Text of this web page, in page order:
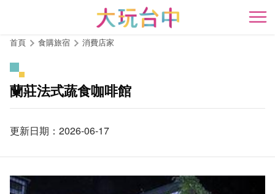
開
首頁 食購旅宿 消費店家
蘭莊法式蔬食咖啡館
更新日期：2026-06-17